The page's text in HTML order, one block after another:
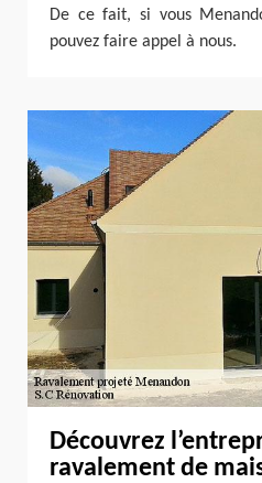
De ce fait, si vous
pouvez faire appel à nous.
Découvrez
ravalement de